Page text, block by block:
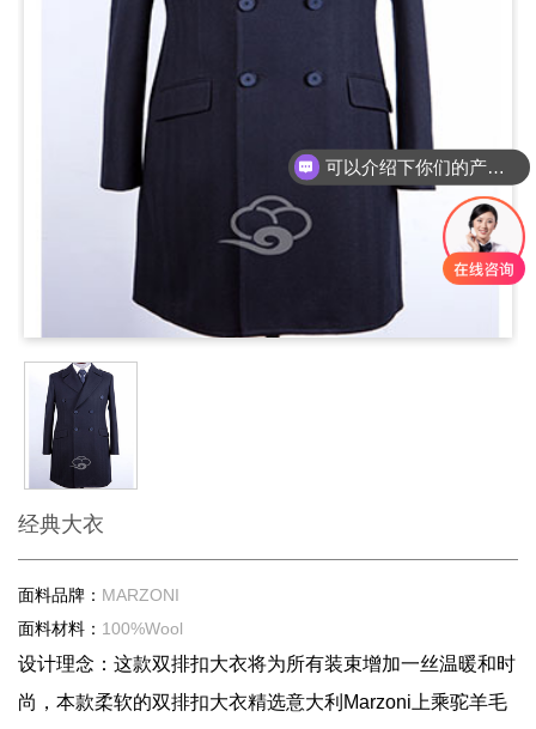
经典大衣
面料品牌： MARZONI
面料材料： 100%Wool
设计理念：这款双排扣大衣将为所有装束增加一丝温暖和时
尚，本款柔软的双排扣大衣精选意大利Marzoni上乘驼羊毛
可以介绍下你们的产品么？